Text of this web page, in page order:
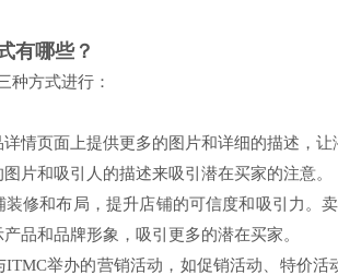
有哪些？
种方式进行：
情页面上提供更多的图片和详细的描述，
片和吸引人的描述来吸引潜在买家的注意。
装修和布局，提升店铺的可信度和吸引力。
品和品牌形象，吸引更多的潜在买家。
举办的营销活动，如促销活动、特价